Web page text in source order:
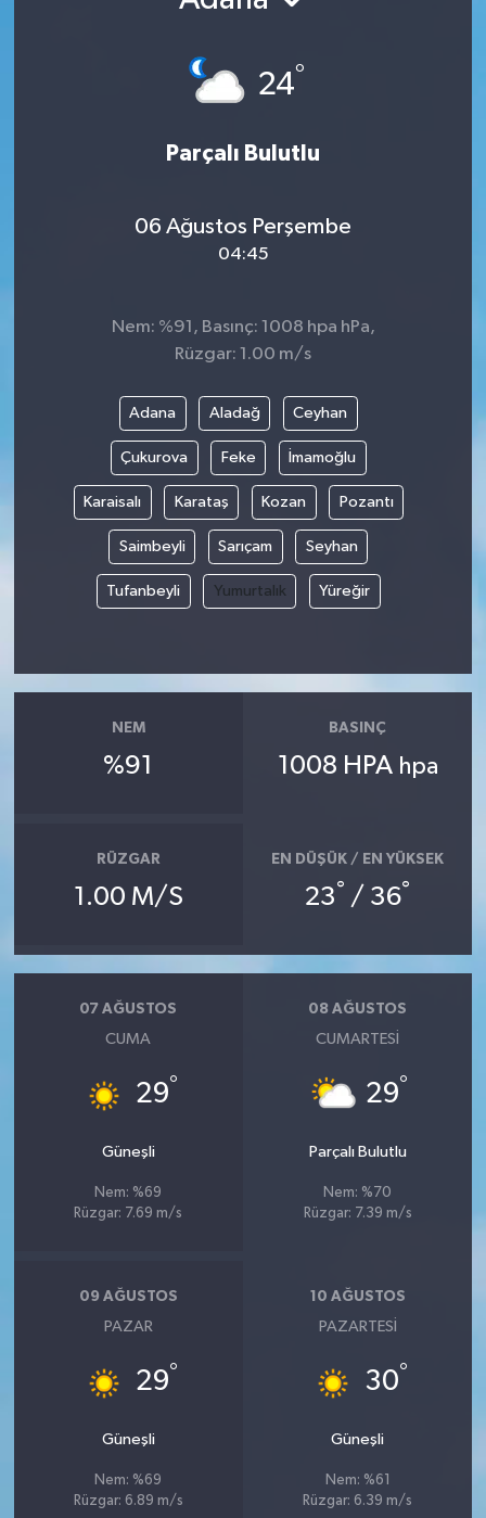
24°
Parçalı Bulutlu
06 Ağustos Perşembe
04:45
Nem: %91, Basınç: 1008 hpa hPa,
Rüzgar: 1.00 m/s
Adana Aladağ Ceyhan
Çukurova Feke İmamoğlu
Karaisalı Karataş Kozan Pozantı
Saimbeyli Sarıçam Seyhan
Tufanbeyli Yumurtalık Yüreğir
NEM
%91
BASINÇ
1008 HPA hpa
RÜZGAR
1.00 M/S
EN DÜŞÜK / EN YÜKSEK
23° / 36°
07 AĞUSTOS
CUMA
29°
Güneşli
Nem: %69
Rüzgar: 7.69 m/s
08 AĞUSTOS
CUMARTESI
29°
Parçalı Bulutlu
Nem: %70
Rüzgar: 7.39 m/s
09 AĞUSTOS
PAZAR
29°
Güneşli
Nem: %69
Rüzgar: 6.89 m/s
10 AĞUSTOS
PAZARTESI
30°
Güneşli
Nem: %61
Rüzgar: 6.39 m/s
Son Dakika
Yaşam